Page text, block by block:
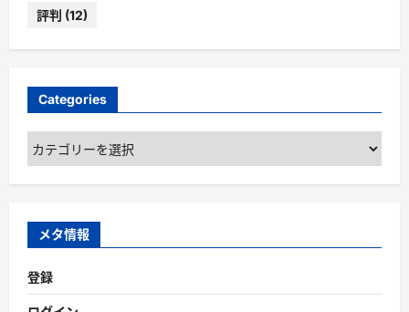
評判 (12)
Categories
Categories
メタ情報
登録